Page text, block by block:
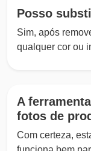
Posso
Sim, após
qualquer cor ou
A
fotos de
Com certeza,